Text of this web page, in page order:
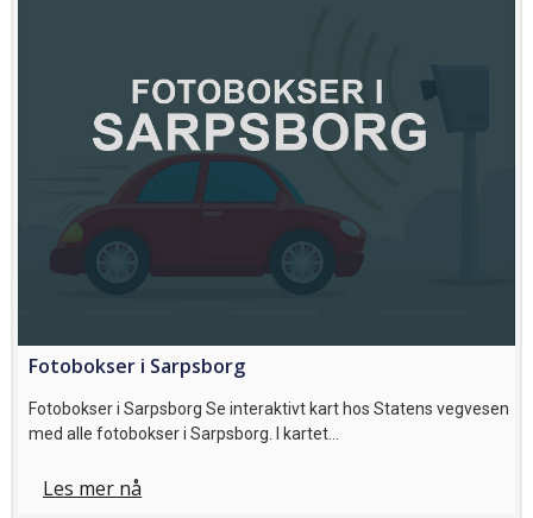
Fotobokser i Sarpsborg
Fotobokser i Sarpsborg Se interaktivt kart hos Statens vegvesen
med alle fotobokser i Sarpsborg. I kartet…
Les mer nå